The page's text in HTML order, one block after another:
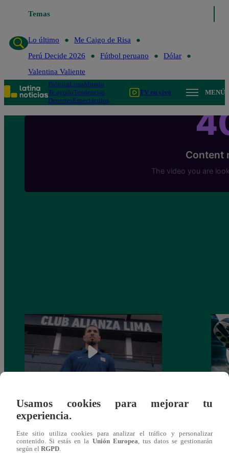
Temas
Lo último
Me Caigo de Risa
Perú Decide 2026
Fútbol peruano
Dólar
Valentina Valiente
PolíticaLimaMundo
Te ayudoTendencias
DeportesEspectáculos
TV en vivo MENÚ
Alianza Lima: así anunció a Sergio Peña
como nuevo fichaje para el Torneo
Clausura 2025
Usamos cookies para mejorar tu
experiencia.
Este sitio utiliza cookies para analizar el tráfico y personalizar
contenido. Si estás en la Unión Europea , tus datos se gestionarán
según el RGPD